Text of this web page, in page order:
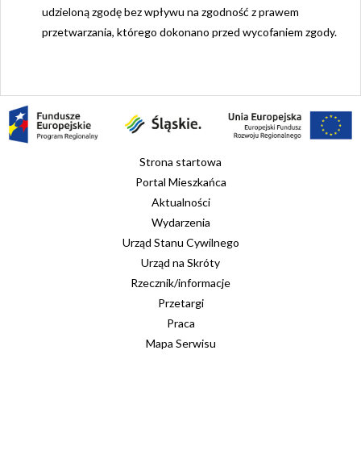
udzieloną zgodę bez wpływu na zgodność z prawem
przetwarzania, którego dokonano przed wycofaniem zgody.
Strona startowa
Portal Mieszkańca
Aktualności
Wydarzenia
Urząd Stanu Cywilnego
Urząd na Skróty
Rzecznik/informacje
Przetargi
Praca
Mapa Serwisu